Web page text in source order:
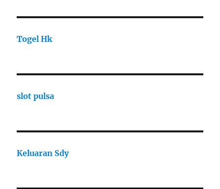
Togel Hk
slot pulsa
Keluaran Sdy